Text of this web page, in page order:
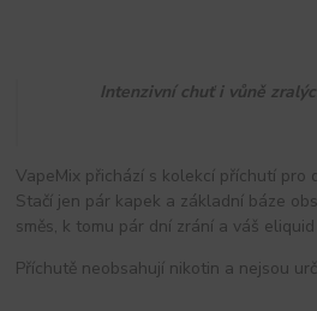
Intenzivní chuť i vůně
VapeMix přichází s kolekcí příchutí pro
Stačí jen pár kapek a základní báze
směs, k tomu pár dní zrání a váš
Příchutě neobsahují nikotin a nejsou